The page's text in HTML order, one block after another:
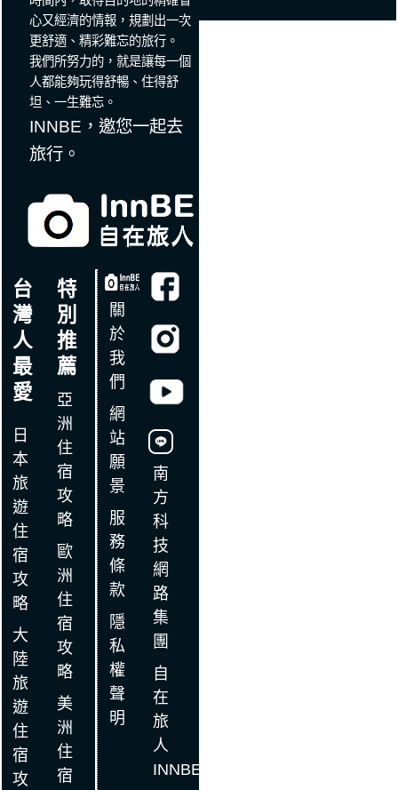
心又經濟的情報，規劃出一次
更舒適、精彩難忘的旅行。
我們所努力的，就是讓每一個
人都能夠玩得舒暢、住得舒
坦、一生難忘。
INNBE，邀您一起去
旅行。
台
灣
人
最
愛
日
本
旅
遊
住
宿
攻
略
大
陸
旅
遊
住
宿
攻
特
別
推
薦
亞
洲
住
宿
攻
略
歐
洲
住
宿
攻
略
美
洲
住
宿
關
於
我
們
網
站
願
景
服
務
條
款
隱
私
權
聲
明
南
方
科
技
網
路
集
團
自
在
旅
人
INNBE